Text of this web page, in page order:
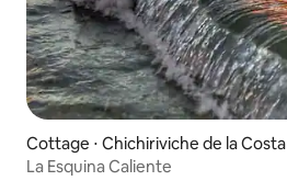
Cottage ⋅ Chichiriviche de la Costa
La Esquina Caliente